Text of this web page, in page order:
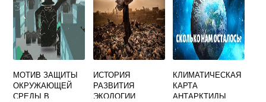
МОТИВ ЗАЩИТЫ
ОКРУЖАЮЩЕЙ
СРЕДЫ В
ИСТОРИЯ
РАЗВИТИЯ
ЭКОЛОГИИ
КЛИМАТИЧЕСКАЯ
КАРТА
АНТАРКТИДЫ